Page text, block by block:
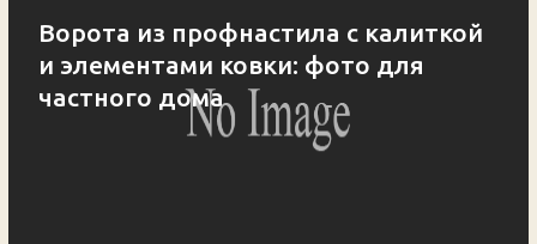
Ворота из профнастила с калиткой
и элементами ковки: фото для
частного дома